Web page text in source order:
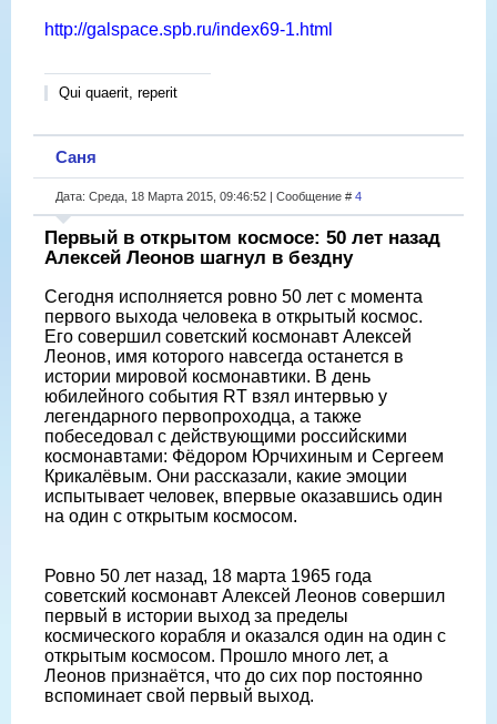
http://galspace.spb.ru/index69-1.html
Qui quaerit, reperit
Саня
Дата: Среда, 18 Марта 2015, 09:46:52 | Сообщение # 4
Первый в открытом космосе: 50 лет назад
Алексей Леонов шагнул в бездну
Сегодня исполняется ровно 50 лет с момента
первого выхода человека в открытый космос.
Его совершил советский космонавт Алексей
Леонов, имя которого навсегда останется в
истории мировой космонавтики. В день
юбилейного события RT взял интервью у
легендарного первопроходца, а также
побеседовал с действующими российскими
космонавтами: Фёдором Юрчихиным и Сергеем
Крикалёвым. Они рассказали, какие эмоции
испытывает человек, впервые оказавшись один
на один с открытым космосом.
Ровно 50 лет назад, 18 марта 1965 года
советский космонавт Алексей Леонов совершил
первый в истории выход за пределы
космического корабля и оказался один на один с
открытым космосом. Прошло много лет, а
Леонов признаётся, что до сих пор постоянно
вспоминает свой первый выход.